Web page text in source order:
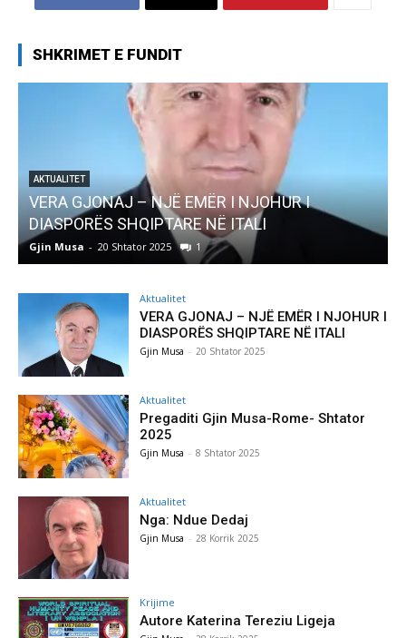
SHKRIMET E FUNDIT
I NJOHUR I
NË ITALI
AKTUALITET
Pregaditi Gjin Musa-Rome-
Gjin Musa
Aktualitet
VERA GJONAJ – NJË EMËR I NJOHUR I
DIASPORËS SHQIPTARE NË ITALI
Gjin Musa - 20 Shtator 2025
Aktualitet
Pregaditi Gjin Musa-Rome- Shtator
2025
Gjin Musa - 8 Shtator 2025
Aktualitet
Nga: Ndue Dedaj
Gjin Musa - 28 Korrik 2025
Krijime
Autore Katerina Tereziu Ligeja